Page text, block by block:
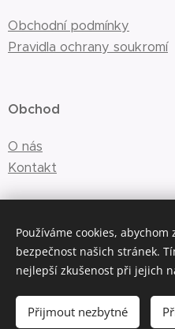
Obchodní podmínky
Pravidla ochrany soukromí
Obchod
O nás
Kontakt
Používáme cookies,
bezpečnost našich stránek.
nejlepší zkušenost při jejich
Přijmout nezbytné